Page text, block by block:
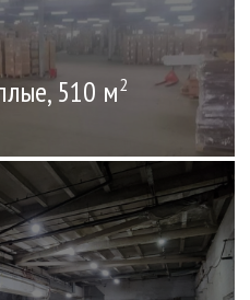
510 м2